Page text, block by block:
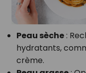
Peau sèche:
hydratants,
crème.